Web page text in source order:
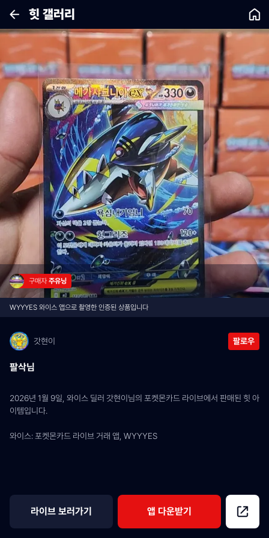
힛 갤러리
구매자 주유닝
WYYYES 와이스 앱으로 촬영한 인증된 상품입니다
갓현이 팔로우
팔삭님
2026년 1월 9일, 와이스 딜러 갓현이님의 포켓몬카드 라이브에서 판매된 힛 아
이템입니다.
와이스: 포켓몬카드 라이브 거래 앱, WYYYES
라이브 보러가기 앱 다운받기